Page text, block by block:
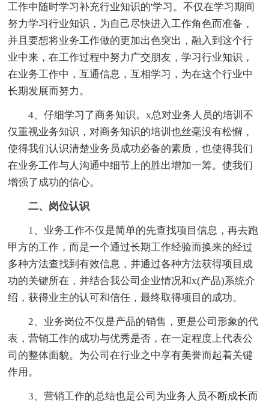
工作中随时学习补充行业知识的'学习。不仅在学习期间
努力学习行业知识，为自己尽快进入工作角色而准备，
并且要想将业务工作做的更加出色突出，融入到这个行
业中来，在工作过程中努力广交朋友，学习行业知识，
在业务工作中，互通信息，互相学习，为在这个行业中
长期发展而努力。
4、仔细学习了商务知识。x总对业务人员的培训不
仅重视业务知识，对商务知识的培训也丝毫没有松懈，
使得我们认识清楚业务员成功必备的素质，也使得我们
在业务工作与人沟通中细节上的胜出增加一筹。使我们
增强了成功的信心。
二、岗位认识
1、业务工作不仅是简单的先查找项目信息，再去跑
甲方的工作，而是一个通过长期工作经验而换来的经过
多种方法查找到有效信息，并通过各种方法获得项目成
功的关键所在，并结合我公司企业情况和x(产品)系统介
绍，获得业主的认可和信任，最终取得项目的成功。
2、业务岗位不仅是产品的销售，更是公司形象的代
表，营销工作的成功与优秀是否，在一定程度上代表公
司的整体面貌。为公司在行业之中享有美誉而起着关键
作用。
3、营销工作的总结也是公司为业务人员不断成长而